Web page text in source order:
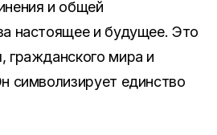
и общей
настоящее и будущее. Это
гражданского мира и
символизирует единство